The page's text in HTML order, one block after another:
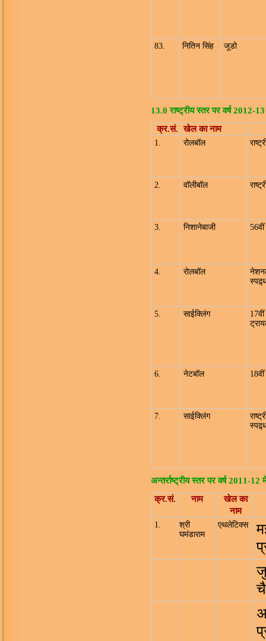
83. नितिन सिंह जूडो
13.0 राष्ट्रीय स्तर पर वर्ष 2012-
क्र.सं.
खेल का नाम
1. रोलबॉल
2. वॉलीबॉल
3. निशानेबाजी 56वीं
4. रोलबॉल
5. साईक्लिंग
6. नेटबॉल
7. साईक्लिंग
अन्तर्राष्ट्रीय स्तर पर वर्ष 2011-
क्र.सं.
नाम
खेल का
नाम
1.
श्री
घमंडाराम
एथलेटिक्स